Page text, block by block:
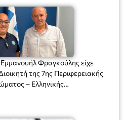
Φραγκούλης είχε
της 7ης Περιφερειακής
– Ελληνικής
Λ.Σ. κ. Ιωάννη